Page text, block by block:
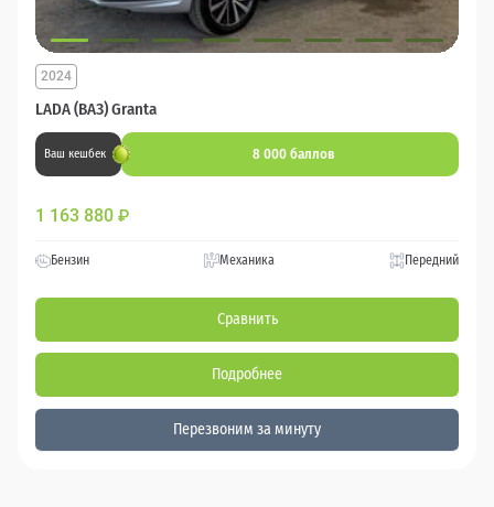
LADA (ВАЗ) Granta
2024
Ваш кешбек 8 000 баллов
1 163 880 ₽
Бензин Механика Передний
Сравнить
Подробнее
Перезвоним за минуту